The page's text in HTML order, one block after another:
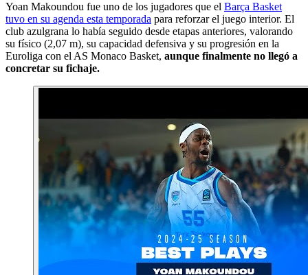
Yoan Makoundou fue uno de los jugadores que el Barça Basket
tuvo en su agenda esta temporada para reforzar el juego interior. El
club azulgrana lo había seguido desde etapas anteriores, valorando
su físico (2,07 m), su capacidad defensiva y su progresión en la
Euroliga con el AS Monaco Basket, aunque finalmente no llegó a
concretar su fichaje.